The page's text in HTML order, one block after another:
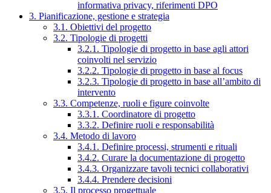
informativa privacy, riferimenti DPO
3. Pianificazione, gestione e strategia
3.1. Obiettivi del progetto
3.2. Tipologie di progetti
3.2.1. Tipologie di progetto in base agli attori
coinvolti nel servizio
3.2.2. Tipologie di progetto in base al focus
3.2.3. Tipologie di progetto in base all’ambito di
intervento
3.3. Competenze, ruoli e figure coinvolte
3.3.1. Coordinatore di progetto
3.3.2. Definire ruoli e responsabilità
3.4. Metodo di lavoro
3.4.1. Definire processi, strumenti e rituali
3.4.2. Curare la documentazione di progetto
3.4.3. Organizzare tavoli tecnici collaborativi
3.4.4. Prendere decisioni
3.5. Il processo progettuale